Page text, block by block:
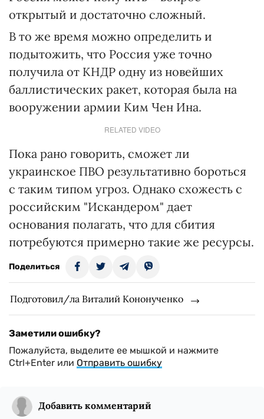
открытый и достаточно сложный.
В то же время можно определить и
подытожить, что Россия уже точно
получила от КНДР одну из новейших
баллистических ракет, которая была на
вооружении армии Ким Чен Ина.
RELATED VIDEO
Пока рано говорить, сможет ли
украинское ПВО результативно бороться
с таким типом угроз. Однако схожесть с
российским "Искандером" дает
основания полагать, что для сбития
потребуются примерно такие же ресурсы.
Поделиться
Подготовил/ла Виталий Кононученко
Заметили ошибку?
Пожалуйста, выделите ее мышкой и нажмите
Ctrl+Enter или Отправить ошибку
Добавить комментарий